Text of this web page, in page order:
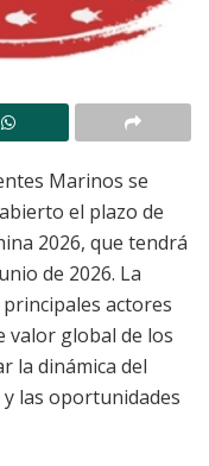
Marinos se
el plazo de
2026, que tendrá
de 2026. La
actores
valor global de los
la dinámica del
las oportunidades